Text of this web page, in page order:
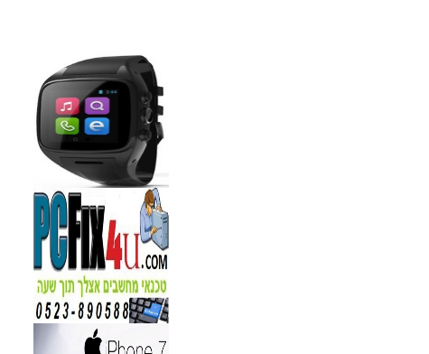
לחברות
150
₪
מידע נוסף
נגן DVD קורא DIVX עם USB
מבית PIONEER
החל מ- 349 ₪
מידע נוסף
מברשות איפור מיקצועי למאפרים
349
₪
מידע נוסף
מעגל ריסים חשמלי